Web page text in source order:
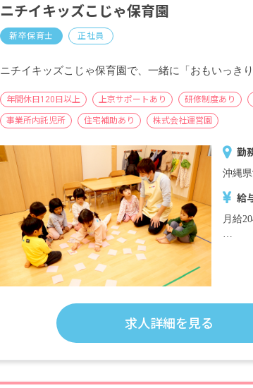
ニチイキッズこじゃ保育園
新卒保育士 正社員
ニチイキッズこじゃ保育園で、一緒に「おもいっき
年間休日120日以上 上京サポートあり 研修制度あり
事業所内託児所 住宅補助あり 株式会社運営園
勤
沖縄
給
月給
■時間
■昇給
※3月
求人詳細を見る